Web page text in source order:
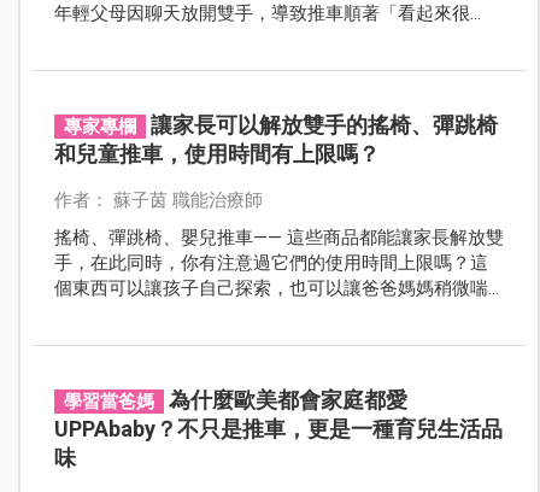
年輕父母因聊天放開雙手，導致推車順著「看起來很
專家專欄
讓家長可以解放雙手的搖椅、彈跳椅
和兒童推車，使用時間有上限嗎？
作者： 蘇子茵 職能治療師
搖椅、彈跳椅、嬰兒推車—— 這些商品都能讓家長解放雙
手，在此同時，你有注意過它們的使用時間上限嗎？這
個東西可以讓孩子自己探索，也可以讓爸爸媽媽稍微喘
學習當爸媽
為什麼歐美都會家庭都愛
UPPAbaby？不只是推車，更是一種育兒生活品
味